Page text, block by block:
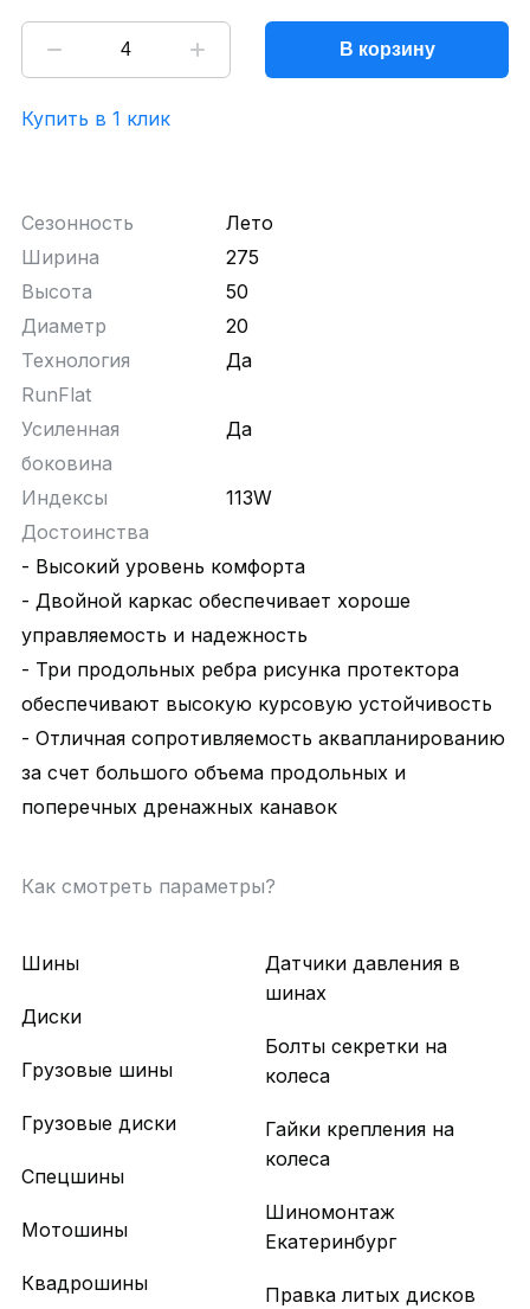
В корзину
Купить в 1 клик
Сезонность
Лето
Ширина
275
Высота
50
Диаметр
20
Технология
RunFlat
Да
Усиленная
боковина
Да
Индексы
113W
Достоинства
- Высокий уровень комфорта
- Двойной каркас обеспечивает хороше
управляемость и надежность
- Три продольных ребра рисунка протектора
обеспечивают высокую курсовую устойчивость
- Отличная сопротивляемость аквапланированию
за счет большого объема продольных и
поперечных дренажных канавок
Как смотреть параметры?
Шины
Диски
Грузовые шины
Грузовые диски
Спецшины
Мотошины
Квадрошины
Датчики давления в
шинах
Болты секретки на
колеса
Гайки крепления на
колеса
Шиномонтаж
Екатеринбург
Правка литых дисков